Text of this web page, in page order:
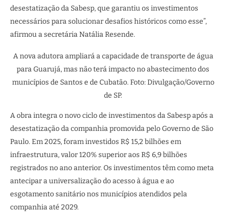
desestatização da Sabesp, que garantiu os investimentos
necessários para solucionar desafios históricos como esse”,
afirmou a secretária Natália Resende.
A nova adutora ampliará a capacidade de transporte de água
para Guarujá, mas não terá impacto no abastecimento dos
municípios de Santos e de Cubatão. Foto: Divulgação/Governo
de SP.
A obra integra o novo ciclo de investimentos da Sabesp após a
desestatização da companhia promovida pelo Governo de São
Paulo. Em 2025, foram investidos R$ 15,2 bilhões em
infraestrutura, valor 120% superior aos R$ 6,9 bilhões
registrados no ano anterior. Os investimentos têm como meta
antecipar a universalização do acesso à água e ao
esgotamento sanitário nos municípios atendidos pela
companhia até 2029.